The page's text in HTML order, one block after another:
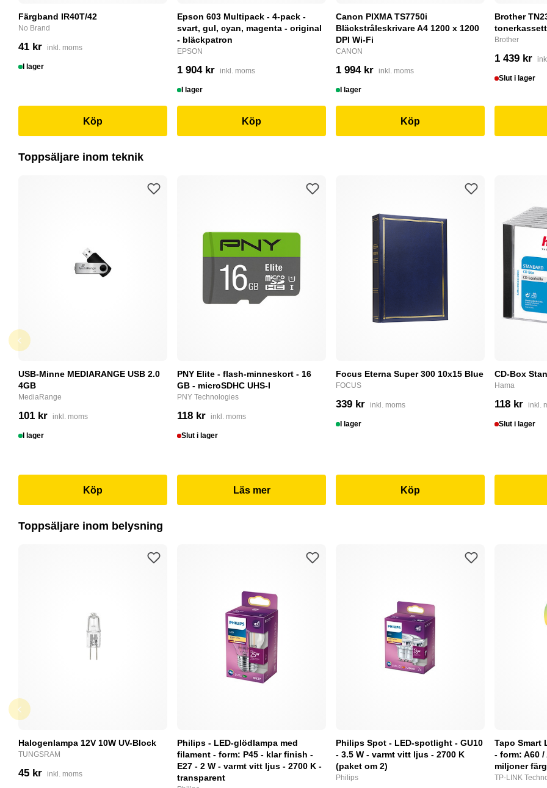
Färgband IR40T/42
No Brand
41 kr inkl. moms
I lager
Köp
Epson 603 Multipack - 4-pack -
svart, gul, cyan, magenta - original
- bläckpatron
EPSON
1 904 kr inkl. moms
I lager
Köp
Canon PIXMA TS7750i
Bläckstråleskrivare A4 1200 x 1200
DPI Wi-Fi
CANON
1 994 kr inkl. moms
I lager
Köp
Brother
tonerkassett
Brother
1 439 kr
Slut i lager
Toppsäljare inom teknik
USB-Minne MEDIARANGE USB 2.0
4GB
MediaRange
101 kr inkl. moms
I lager
Köp
PNY Elite - flash-minneskort - 16
GB - microSDHC UHS-I
PNY Technologies
118 kr inkl. moms
Slut i lager
Läs mer
Focus Eterna Super 300 10x15 Blue
FOCUS
339 kr inkl. moms
I lager
Köp
CD-Box
Hama
118 kr inkl.
Slut i lager
Toppsäljare inom belysning
Halogenlampa 12V 10W UV-Block
TUNGSRAM
45 kr inkl. moms
Philips - LED-glödlampa med
filament - form: P45 - klar finish -
E27 - 2 W - varmt vitt ljus - 2700 K -
transparent
Philips Spot - LED-spotlight - GU10
- 3.5 W - varmt vitt ljus - 2700 K
(paket om 2)
Philips
Tapo Smart
- form: A60 /
miljoner
TP-LINK